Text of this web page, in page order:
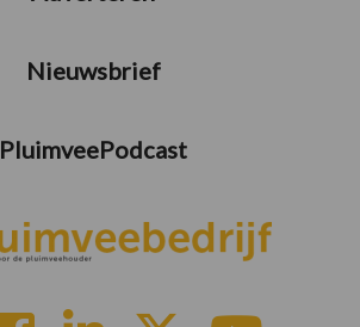
Nieuwsbrief
PluimveePodcast